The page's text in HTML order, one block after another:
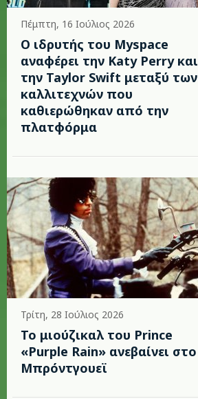
Πέμπτη, 16 Ιούλιος 2026
Ο ιδρυτής του Myspace
αναφέρει την Katy Perry και
την Taylor Swift μεταξύ των
καλλιτεχνών που
καθιερώθηκαν από την
πλατφόρμα
Τρίτη, 28 Ιούλιος 2026
Το μιούζικαλ του Prince
«Purple Rain» ανεβαίνει στο
Μπρόντγουεϊ